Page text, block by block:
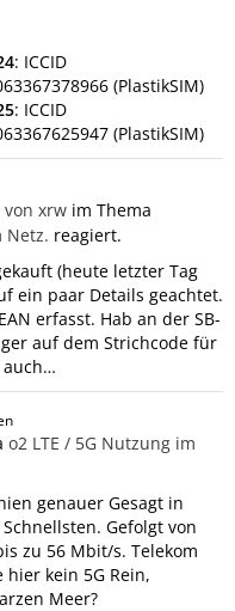
: ICCID
(PlastikSIM)
: ICCID
(PlastikSIM)
xrw im Thema
Netz. reagiert.
(heute letzter Tag
ein paar Details geachtet.
erfasst. Hab an der SB-
auf dem Strichcode für
auch…
o2 LTE / 5G Nutzung im
genauer Gesagt in
Gefolgt von
zu 56 Mbit/s. Telekom
kein 5G Rein,
Meer?